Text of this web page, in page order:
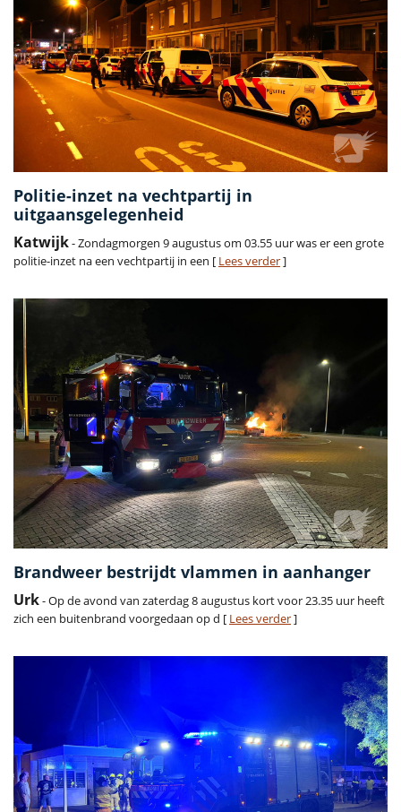
Politie-inzet na vechtpartij in
uitgaansgelegenheid
Katwijk- Zondagmorgen 9 augustus om 03.55 uur was er een grote
politie-inzet na een vechtpartij in een [ Lees verder]
Brandweer bestrijdt vlammen in aanhanger
Urk- Op de avond van zaterdag 8 augustus kort voor 23.35 uur heeft
zich een buitenbrand voorgedaan op d [ Lees verder]